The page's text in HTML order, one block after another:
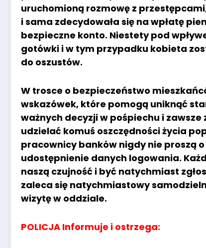
uruchomioną rozmowę z
i sama zdecydowała się na wpłatę
bezpieczne konto. Niestety pod
gotówki i w tym przypadku kobieta
do oszustów.
W trosce o bezpieczeństwo
wskazówek, które pomogą uniknąć
ważnych decyzji w pośpiechu i
udzielać komuś oszczędności życia
pracownicy banków nigdy nie proszą
udostępnienie danych logowania.
naszą czujność i być natychmiast
zaleca się natychmiastowy
wizytę w oddziale.
POLICJA Informuje i ostrzega: